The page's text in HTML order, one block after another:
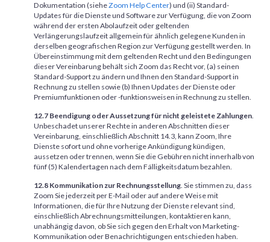
Dokumentation (sieheZoom Help Center) und (ii) Standard-
Updates für die Dienste und Software zur Verfügung, die von Zoom
während der ersten Abolaufzeit oder geltenden
Verlängerungslaufzeit allgemein für ähnlich gelegene Kunden in
derselben geografischen Region zur Verfügung gestellt werden. In
Übereinstimmung mit dem geltenden Recht und den Bedingungen
dieser Vereinbarung behält sich Zoom das Recht vor, (a) seinen
Standard-Support zu ändern und Ihnen den Standard-Support in
Rechnung zu stellen sowie (b) Ihnen Updates der Dienste oder
Premiumfunktionen oder -funktionsweisen in Rechnung zu stellen.
12.7 Beendigung oder Aussetzung für nicht geleistete Zahlungen.
Unbeschadet unserer Rechte in anderen Abschnitten dieser
Vereinbarung, einschließlich Abschnitt 14.3, kann Zoom, Ihre
Dienste sofort und ohne vorherige Ankündigung kündigen,
aussetzen oder trennen, wenn Sie die Gebühren nicht innerhalb von
fünf (5) Kalendertagen nach dem Fälligkeitsdatum bezahlen.
12.8 Kommunikation zur Rechnungsstellung. Sie stimmen zu, dass
Zoom Sie jederzeit per E-Mail oder auf andere Weise mit
Informationen, die für Ihre Nutzung der Dienste relevant sind,
einschließlich Abrechnungsmitteilungen, kontaktieren kann,
unabhängig davon, ob Sie sich gegen den Erhalt von Marketing-
Kommunikation oder Benachrichtigungen entschieden haben.